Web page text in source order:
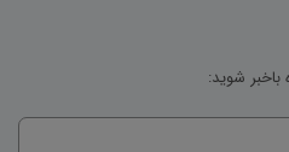
شوید: